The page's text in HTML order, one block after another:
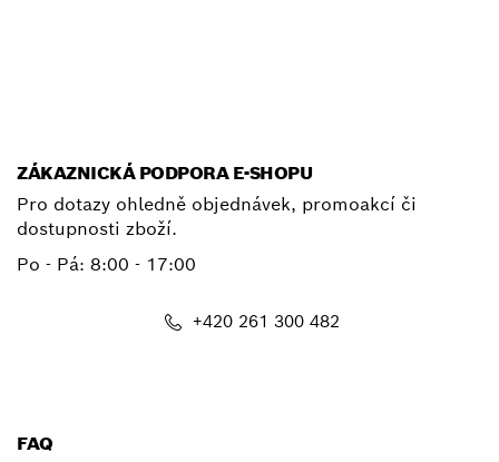
ZÁKAZNICKÁ PODPORA E-SHOPU
Pro dotazy ohledně objednávek, promoakcí či
dostupnosti zboží.
Po - Pá: 8:00 - 17:00
+420 261 300 482
FAQ